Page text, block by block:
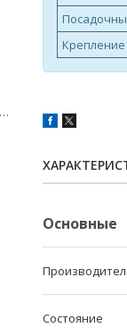
Основные
Состояние